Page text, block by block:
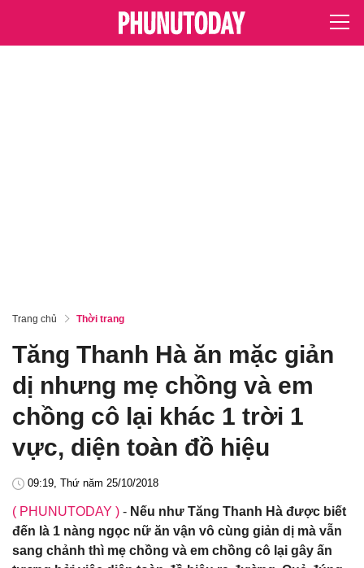
Trang chủ Thời trang
Tăng Thanh Hà ăn mặc giản
dị nhưng mẹ chồng và em
chồng cô lại khác 1 trời 1
vực, diện toàn đồ hiệu
09:19, Thứ năm 25/10/2018
( PHUNUTODAY ) - Nếu như Tăng Thanh Hà được biết
đến là 1 nàng ngọc nữ ăn vận vô cùng giản dị mà vẫn
sang chảnh thì mẹ chồng và em chồng cô lại gây ấn